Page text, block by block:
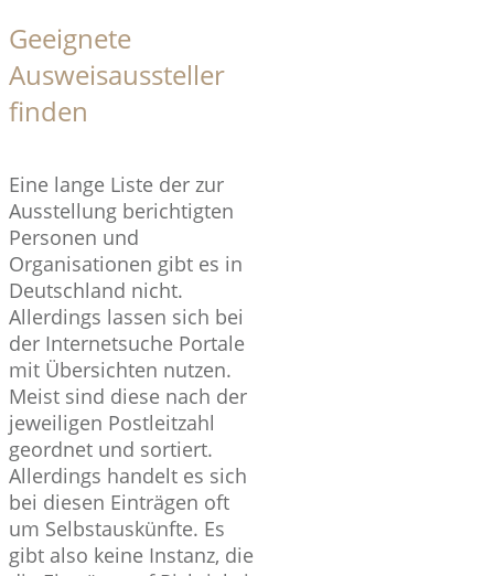
Geeignete
Ausweisaussteller
finden
Eine lange Liste der zur
Ausstellung berichtigten
Personen und
Organisationen gibt es in
Deutschland nicht.
Allerdings lassen sich bei
der Internetsuche Portale
mit Übersichten nutzen.
Meist sind diese nach der
jeweiligen Postleitzahl
geordnet und sortiert.
Allerdings handelt es sich
bei diesen Einträgen oft
um Selbstauskünfte. Es
gibt also keine Instanz, die